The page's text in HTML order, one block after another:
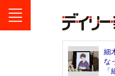
細
な